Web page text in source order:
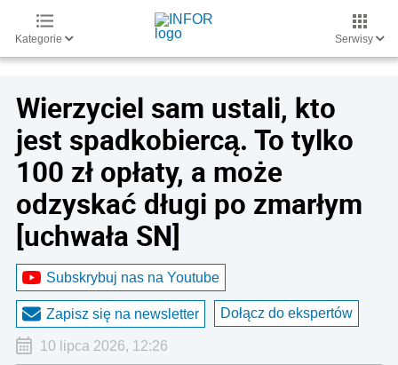
Kategorie Serwisy
Wierzyciel sam ustali, kto
jest spadkobiercą. To tylko
100 zł opłaty, a może
odzyskać długi po zmarłym
[uchwała SN]
Subskrybuj nas na Youtube
Zapisz się na newsletter Dołącz do ekspertów
10 lipca 2026, 12:26